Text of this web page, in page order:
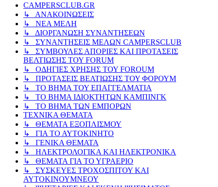
CAMPERSCLUB.GR
↳ ΑΝΑΚΟΙΝΩΣΕΙΣ
↳ ΝΕΑ ΜΕΛΗ
↳ ΔΙΟΡΓΑΝΩΣΗ ΣΥΝΑΝΤΗΣΕΩΝ
↳ ΣΥΝΑΝΤΗΣΕΙΣ ΜΕΛΩΝ CAMPERSCLUB
↳ ΣΥΜΒΟΥΛΕΣ ΑΠΟΡΙΕΣ ΚΑΙ ΠΡΟΤΑΣΕΙΣ
ΒΕΛΤΙΩΣΗΣ ΤΟΥ FORUM
↳ ΟΔΗΓΙΕΣ ΧΡΗΣΗΣ ΤΟΥ FOROUM
↳ ΠΡΟΤΑΣΕΙΣ ΒΕΛΤΙΩΣΗΣ ΤΟΥ ΦΟΡΟΥΜ
↳ ΤΟ ΒΗΜΑ ΤΟΥ ΕΠΑΓΓΕΛΜΑΤΙΑ
↳ ΤΟ ΒΗΜΑ ΙΔΙΟΚΤΗΤΩΝ ΚΑΜΠΙΝΓΚ
↳ ΤΟ ΒΗΜΑ ΤΩΝ ΕΜΠΟΡΩΝ
ΤΕΧΝΙΚΑ ΘΕΜΑΤΑ
↳ ΘΕΜΑΤΑ ΕΞΟΠΛΙΣΜΟΥ
↳ ΓΙΑ ΤΟ ΑΥΤΟΚΙΝΗΤΟ
↳ ΓΕΝΙΚΑ ΘΕΜΑΤΑ
↳ ΗΛΕΚΤΡΟΛΟΓΙΚΑ ΚΑΙ ΗΛΕΚΤΡΟΝΙΚΑ
↳ ΘΕΜΑΤΑ ΓΙΑ ΤΟ ΥΓΡΑΕΡΙΟ
↳ ΣΥΣΚΕΥΕΣ ΤΡΟΧΟΣΠΙΤΟΥ ΚΑΙ
ΑΥΤΟΚΙΝΟΥΜΝΕΟΥ